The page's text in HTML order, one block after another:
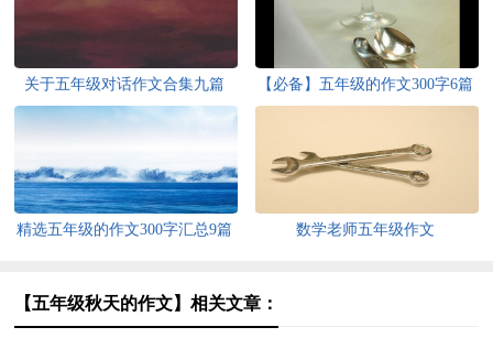
关于五年级对话作文合集九篇 【必备】五年级的作文300字6篇
精选五年级的作文300字汇总9篇 数学老师五年级作文
【五年级秋天的作文】相关文章：